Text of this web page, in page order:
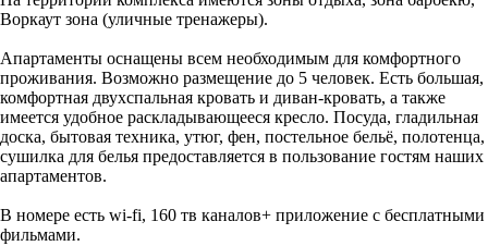
Воpкаут зонa (уличныe тpенажеры).
Апаpтaменты оснащены всем необходимым для комфортного
проживания. Возможно размещение до 5 человек. Есть большая,
комфортная двухспальная кровать и диван-кровать, а также
имеется удобное раскладывающееся кресло. Посуда, гладильная
доска, бытовая техника, утюг, фен, постельное бельё, полотенца,
сушилка для белья предоставляется в пользование гостям наших
апартаментов.
В номере есть wi-fi, 160 тв каналов+ приложение с бесплатными
фильмами.